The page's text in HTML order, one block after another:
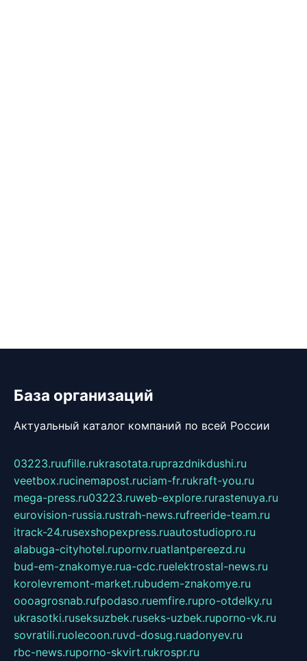
База организаций
Актуальный каталог компаний по всей России
03223.ruufille.rukrasotata.ruprazdnikdushi.ru
veetbox.rucinemapost.ruciam-fr.rukraft-you.ru
mega-press.ru03223.ruweb-explore.rurastenuya.ru
eurovision-russia.rustrah-news.rufreeride-team.ru
itrack-24.rusexshopexpress.ruautostudiopro.ru
alabuga-cityhotel.rupornv.ruatlantpereezd.ru
bud-em-znakomye.rua-cdc.ruelektrostal-news.ru
korolevremont-market.rubudem-znakomye.ru
oooagrosnab.rufpodaso.ruemfire.rupro-otdelky.ru
ukrasotki.ruseksuzbek.ruseks-uzbek.ruporno-vk.ru
sovratili.ruolecoon.ruvd-dosug.ruadonyev.ru
rbc-news.ruporno-skvirt.rukrospr.ru